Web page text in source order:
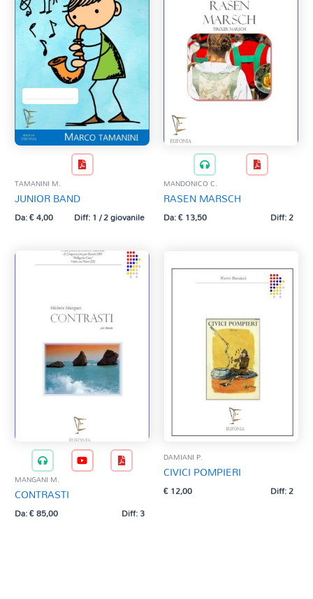
TAMANINI M.
JUNIOR BAND
Da:€4,00 Diff: 1 / 2 giovanile
MANDONICO C.
RASEN MARSCH
Da:€13,50 Diff: 2
MANGANI M.
CONTRASTI
Da:€85,00 Diff: 3
DAMIANI P.
CIVICI POMPIERI
€12,00 Diff: 2